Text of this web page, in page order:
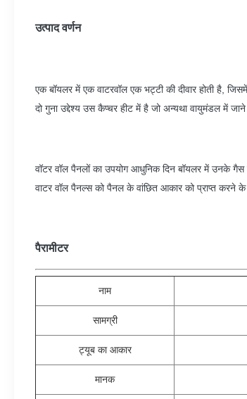
उत्पाद वर्णन
एक बॉयलर में एक वाटरवॉल एक भट्टी की दीवार होती है,
दो गुना उद्देश्य उस कैप्चर हीट में है जो अन्यथा वायुमंडल में
वॉटर वॉल पैनलों का उपयोग आधुनिक दिन बॉयलर में उनके
वाटर वॉल पैनल्स को पैनल के वांछित आकार को प्राप्त
पैरामीटर
नाम
सामग्री
ट्यूब का आकार
मानक